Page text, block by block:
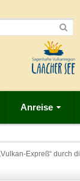
Anreise
Expreß“ durch